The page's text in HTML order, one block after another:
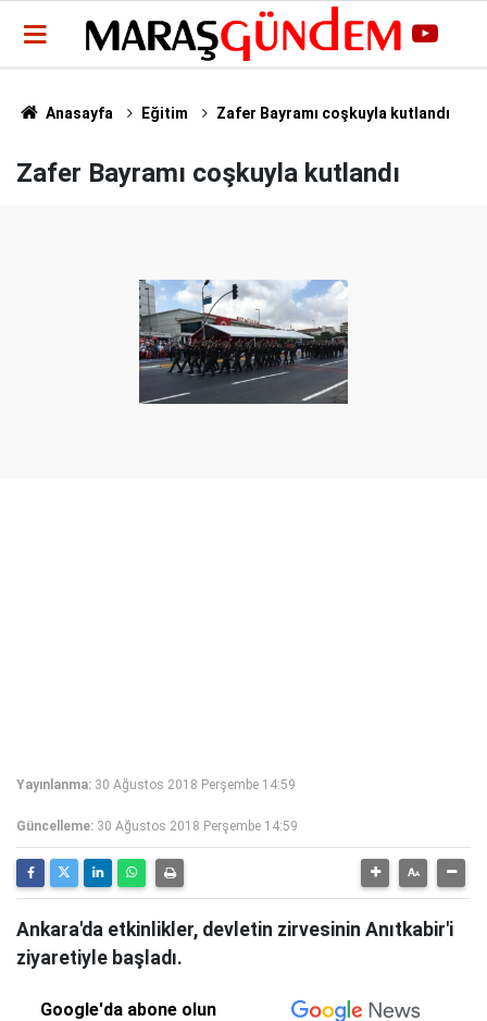
Anasayfa Eğitim Zafer Bayramı coşkuyla kutlandı
Zafer Bayramı coşkuyla kutlandı
Yayınlanma: 30 Ağustos 2018 Perşembe 14:59
Güncelleme: 30 Ağustos 2018 Perşembe 14:59
Ankara'da etkinlikler, devletin zirvesinin Anıtkabir'i
ziyaretiyle başladı.
Google'da abone olun